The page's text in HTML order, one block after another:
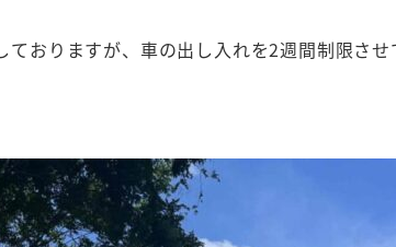
おりますが、車の出し入れを2週間制限させ